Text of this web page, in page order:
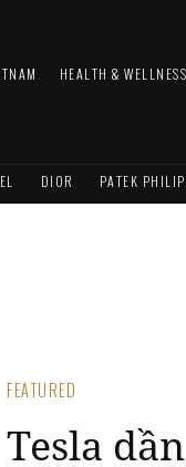
HEALTH & WELLNESS
DIOR PATEK
FEATURED
Tesla